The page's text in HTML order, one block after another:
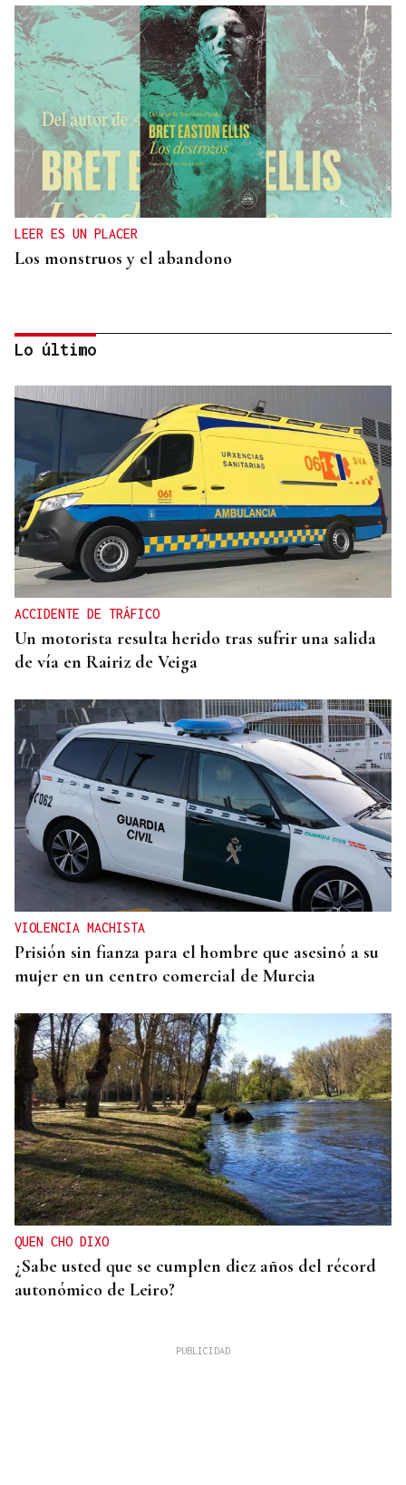
LEER ES UN PLACER
Los monstruos y el abandono
OBITUARIO
Muere a los 50 años el DJ francés Kavinsky, autor
del icónico tema "Nightcall"
Lo último
ACCIDENTE DE TRÁFICO
Un motorista resulta herido tras sufrir una salida
de vía en Rairiz de Veiga
VIOLENCIA MACHISTA
Prisión sin fianza para el hombre que asesinó a su
mujer en un centro comercial de Murcia
QUEN CHO DIXO
¿Sabe usted que se cumplen diez años del récord
autonómico de Leiro?